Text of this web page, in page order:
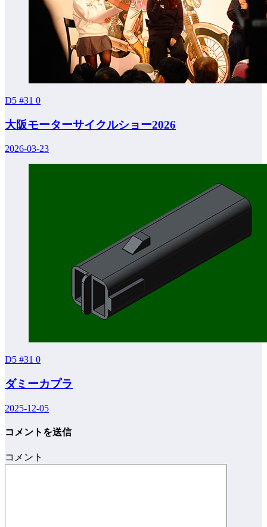
D5 #31 0
大阪モーターサイクルショー2026
2026-03-23
D5 #31 0
ダミーカプラ
2025-12-05
コメントを送信
コメント